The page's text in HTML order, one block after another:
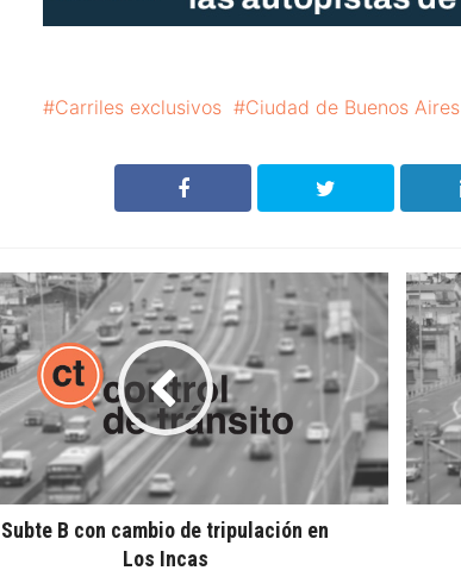
Carriles exclusivos Ciudad de Buenos Aires
Subte B con cambio de tripulación en
Los Incas